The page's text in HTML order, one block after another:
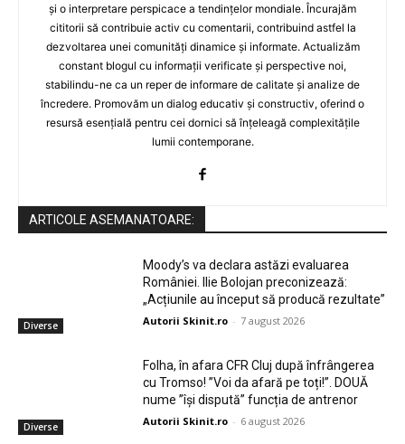
și o interpretare perspicace a tendințelor mondiale. Încurajăm
cititorii să contribuie activ cu comentarii, contribuind astfel la
dezvoltarea unei comunități dinamice și informate. Actualizăm
constant blogul cu informații verificate și perspective noi,
stabilindu-ne ca un reper de informare de calitate și analize de
încredere. Promovăm un dialog educativ și constructiv, oferind o
resursă esențială pentru cei dornici să înțeleagă complexitățile
lumii contemporane.
ARTICOLE ASEMANATOARE:
Diverse
Moody’s va declara astăzi evaluarea
României. Ilie Bolojan preconizează:
„Acțiunile au început să producă rezultate”
Autorii Skinit.ro - 7 august 2026
Diverse
Folha, în afara CFR Cluj după înfrângerea
cu Tromso! ”Voi da afară pe toți!”. DOUĂ
nume ”își dispută” funcția de antrenor
Autorii Skinit.ro - 6 august 2026